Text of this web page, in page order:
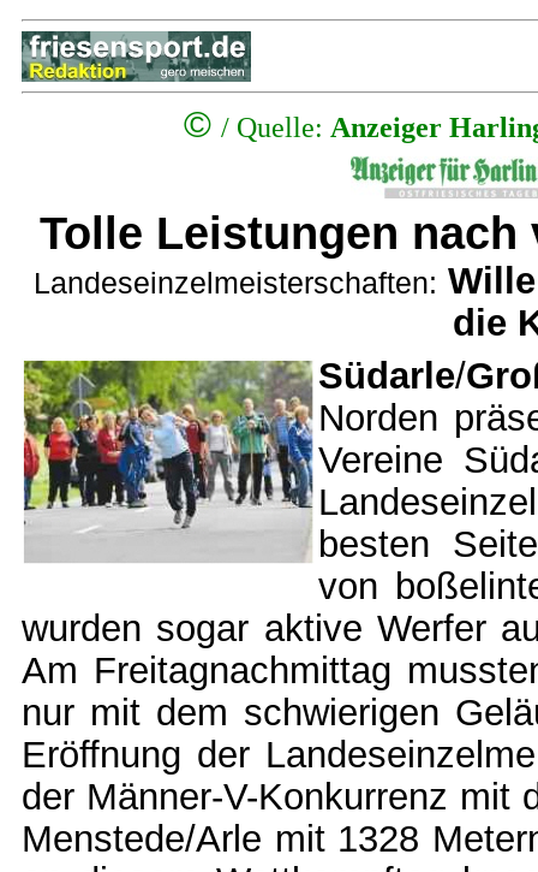
© / Quelle: Anzeiger
Tolle Leistungen nach
Landeseinzelmeisterschaften:
die
Südarle/
Norden
Vereine
besten
von
wurden sogar aktive Werfer
Am Freitagnachmittag
nur mit dem schwierigen
Eröffnung der
der Männer-V-Konkurrenz mit
Menstede/Arle mit 1328